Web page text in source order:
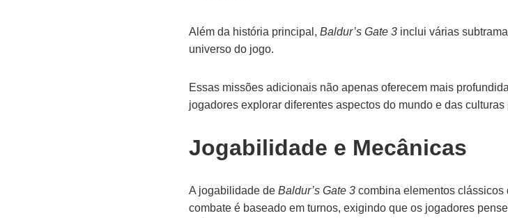
Além da história principal, Baldur’s Gate 3inclui várias
universo do jogo.
Essas missões adicionais não apenas oferecem mais
jogadores explorar diferentes aspectos do mundo e das
Jogabilidade e Mecânicas
A jogabilidade de Baldur’s Gate 3combina elementos clássicos
combate é baseado em turnos, exigindo que os jogadores